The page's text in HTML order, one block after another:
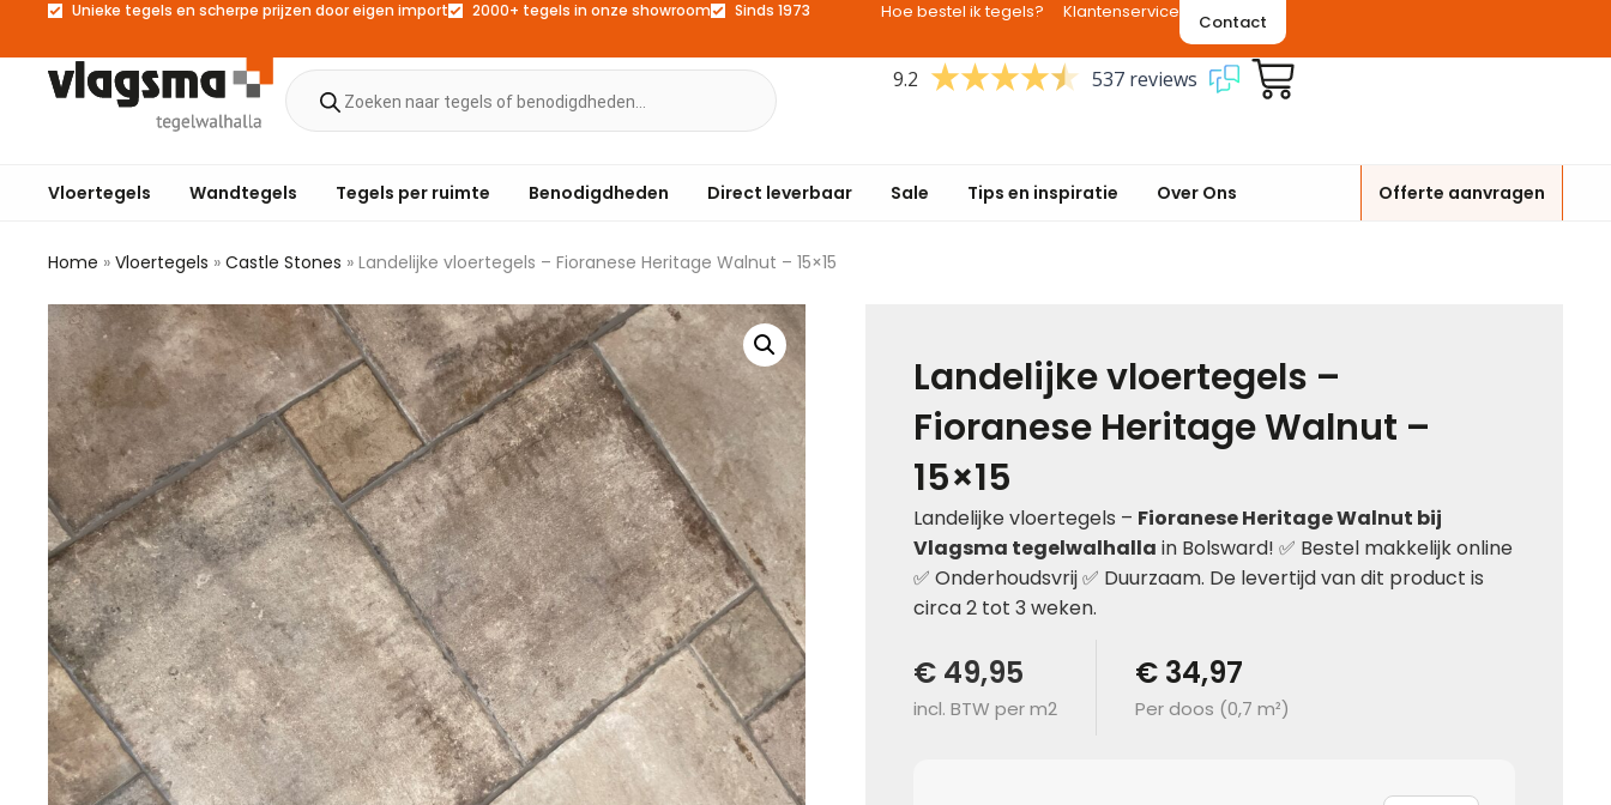
Unieke tegels en scherpe prijzen door eigen import 2000+ tegels in onze showroom Sinds 1973 Hoe bestel ik tegels? Klantenservice Contact
9.2 537 reviews
Vloertegels Wandtegels Tegels per ruimte Benodigdheden Direct leverbaar Sale Tips en inspiratie Over Ons Offerte aanvragen
Home » Vloertegels » Castle Stones » Landelijke vloertegels – Fioranese Heritage Walnut – 15×15
Landelijke vloertegels –
Fioranese Heritage Walnut –
15×15
Landelijke vloertegels – Fioranese Heritage Walnut bij
Vlagsma tegelwalhalla in Bolsward! ✅ Bestel makkelijk online
✅ Onderhoudsvrij ✅ Duurzaam. De levertijd van dit product is
circa 2 tot 3 weken.
€ 49,95
incl. BTW per m2
€ 34,97
Per doos (0,7 m²)